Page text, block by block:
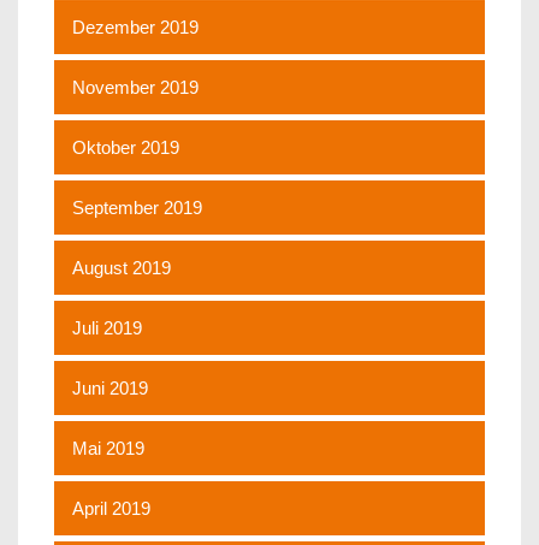
Dezember 2019
November 2019
Oktober 2019
September 2019
August 2019
Juli 2019
Juni 2019
Mai 2019
April 2019